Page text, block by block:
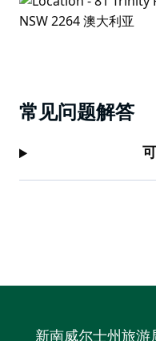
常见问题解答
新南威尔士州旅游